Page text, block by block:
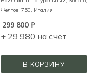
Желтое, 750, Италия
299 800₽
+ 29 980 на счёт
В КОРЗИНУ